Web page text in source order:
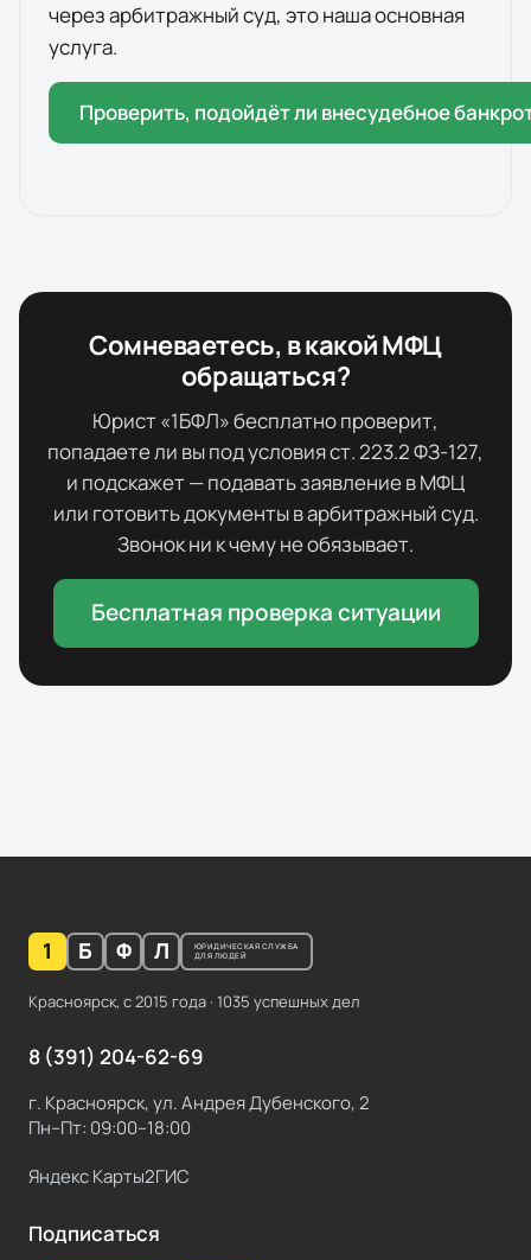
через арбитражный суд, это наша основная
услуга.
Проверить, подойдёт ли внесудебное
Сомневаетесь, в какой МФЦ
обращаться?
Юрист «1БФЛ» бесплатно проверит,
попадаете ли вы под условия ст. 223.2 ФЗ-127,
и подскажет — подавать заявление в МФЦ
или готовить документы в арбитражный суд.
Звонок ни к чему не обязывает.
Бесплатная проверка ситуации
1 Б Ф Л
ЮРИДИЧЕСКАЯ СЛУЖБА
ДЛЯ ЛЮДЕЙ
Красноярск, с 2015 года · 1035 успешных дел
8 (391) 204-62-69
г. Красноярск, ул. Андрея Дубенского, 2
Пн–Пт: 09:00–18:00
Яндекс Карты2ГИС
Подписаться